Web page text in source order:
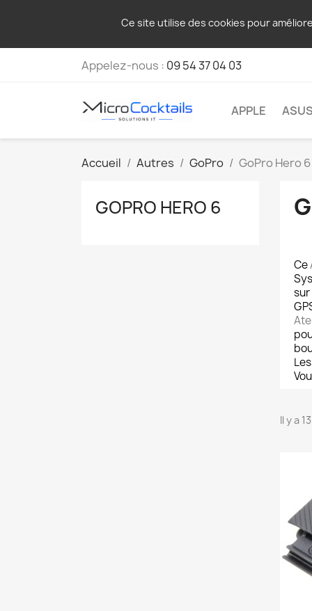
Ce site utilise des cookies pour
Appelez-nous : 09 54 37 04 03
APPLE
Accueil Autres GoPro GoPro Hero 6
GOPRO HERO 6
Ce
Il y a